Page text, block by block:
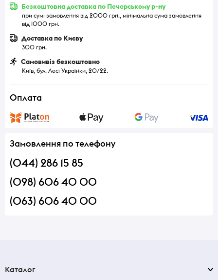
Безкоштовна доставка по Печерському р-ну
при сумі замовлення від 2000 грн., мінімальна сума замовлення
від 1000 грн.
Доставка по Києву
300 грн.
Самовивіз безкоштовно
Київ, бул. Лесі Українки, 20/22.
Оплата
Замовлення по телефону
(044) 286 15 85
(098) 606 40 00
(063) 606 40 00
Каталог